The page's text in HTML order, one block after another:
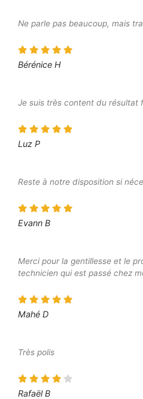
Ne parle pas beaucoup, mais
Bérénice H
Je suis très content du résultat
Luz P
Reste à notre disposition si
Evann B
Merci pour la gentillesse et le
technicien qui est passé chez
Mahé D
Très polis
Rafaël B